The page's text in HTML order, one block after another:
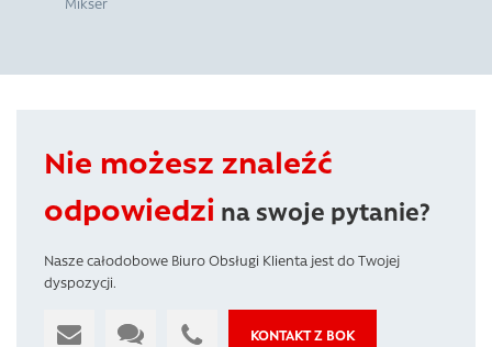
Nie możesz znaleźć
odpowiedzi na swoje pytanie?
Nasze całodobowe Biuro Obsługi Klienta jest do Twojej
dyspozycji.
KONTAKT Z BOK